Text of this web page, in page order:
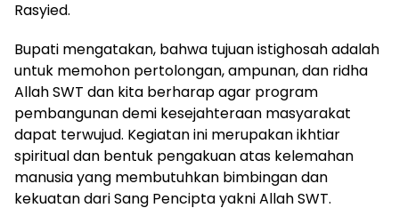
Rasyied.
Bupati mengatakan, bahwa tujuan istighosah adalah
untuk memohon pertolongan, ampunan, dan ridha
Allah SWT dan kita berharap agar program
pembangunan demi kesejahteraan masyarakat
dapat terwujud. Kegiatan ini merupakan ikhtiar
spiritual dan bentuk pengakuan atas kelemahan
manusia yang membutuhkan bimbingan dan
kekuatan dari Sang Pencipta yakni Allah SWT.